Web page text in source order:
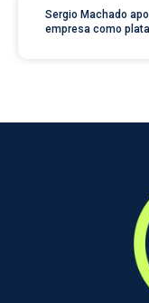
Sergio Machado
empresa como